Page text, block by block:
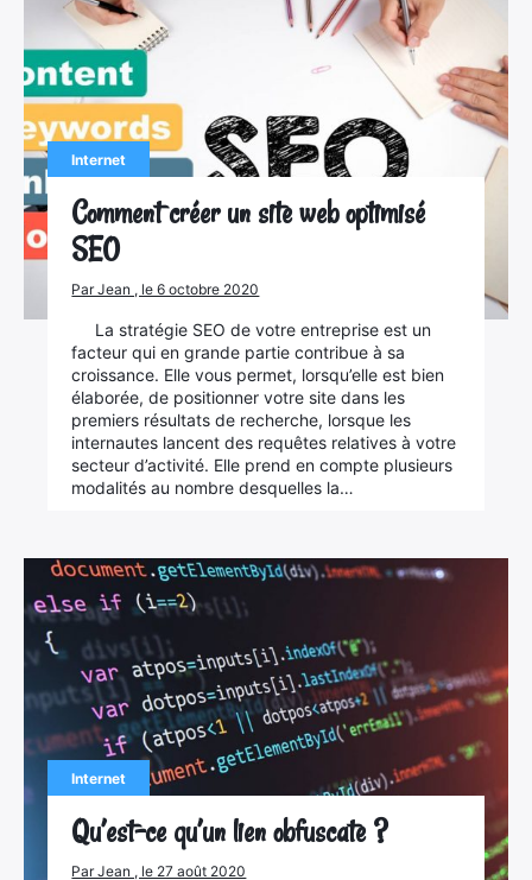
Internet
Comment créer un site web optimisé
SEO
Par Jean , le 6 octobre 2020
La stratégie SEO de votre entreprise est un
facteur qui en grande partie contribue à sa
croissance. Elle vous permet, lorsqu’elle est bien
élaborée, de positionner votre site dans les
premiers résultats de recherche, lorsque les
internautes lancent des requêtes relatives à votre
secteur d’activité. Elle prend en compte plusieurs
modalités au nombre desquelles la…
Internet
Qu’est-ce qu’un lien obfuscate ?
Par Jean , le 27 août 2020